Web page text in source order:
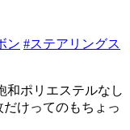
ン #ステアリングス
和ポリエステルなし
けってのもちょっ